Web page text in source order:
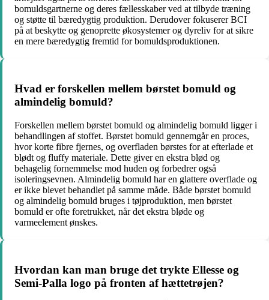
bomuldsgartnerne og deres fællesskaber ved at tilbyde træning
og støtte til bæredygtig produktion. Derudover fokuserer BCI
på at beskytte og genoprette økosystemer og dyreliv for at sikre
en mere bæredygtig fremtid for bomuldsproduktionen.
Hvad er forskellen mellem børstet bomuld og
almindelig bomuld?
Forskellen mellem børstet bomuld og almindelig bomuld ligger i
behandlingen af stoffet. Børstet bomuld gennemgår en proces,
hvor korte fibre fjernes, og overfladen børstes for at efterlade et
blødt og fluffy materiale. Dette giver en ekstra blød og
behagelig fornemmelse mod huden og forbedrer også
isoleringsevnen. Almindelig bomuld har en glattere overflade og
er ikke blevet behandlet på samme måde. Både børstet bomuld
og almindelig bomuld bruges i tøjproduktion, men børstet
bomuld er ofte foretrukket, når det ekstra bløde og
varmeelement ønskes.
Hvordan kan man bruge det trykte Ellesse og
Semi-Palla logo på fronten af hættetrøjen?